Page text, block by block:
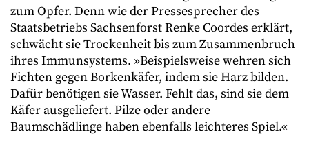
zum Opfer. Denn wie der Pressesprecher des
Staatsbetriebs Sachsenforst Renke Coordes erklärt,
schwächt sie Trockenheit bis zum Zusammenbruch
ihres Immunsystems. »Beispielsweise wehren sich
Fichten gegen Borkenkäfer, indem sie Harz bilden.
Dafür benötigen sie Wasser. Fehlt das, sind sie dem
Käfer ausgeliefert. Pilze oder andere
Baumschädlinge haben ebenfalls leichteres Spiel.«